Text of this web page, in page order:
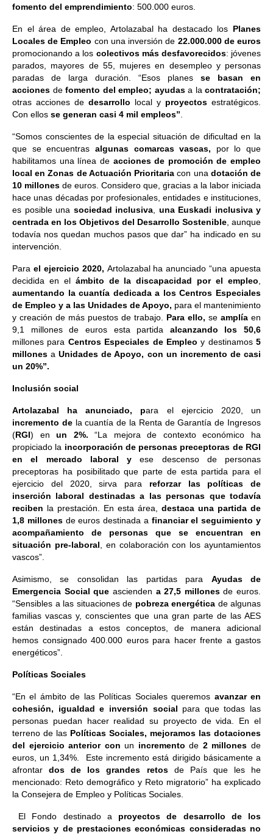
fomento del emprendimiento: 500.000 euros.
En el área de empleo, Artolazabal ha destacado los Planes
Locales de Empleo con una inversión de 22.000.000 de euros
promocionando a los colectivos más desfavorecidos: jóvenes
parados, mayores de 55, mujeres en desempleo y personas
paradas de larga duración. “Esos planes se basan en
acciones de fomento del empleo; ayudasa la contratación;
otras acciones de desarrollo local y proyectos estratégicos.
Con ellos se generan casi 4 mil empleos”
“Somos conscientes de la especial situación de dificultad en la
que se encuentras algunas comarcas vascas, por lo que
habilitamos una línea de acciones de promoción de empleo
local en Zonas de Actuación Prioritaria con una dotación de
10 millones de euros. Considero que, gracias a la labor iniciada
hace unas décadas por profesionales, entidades e instituciones,
es posible una sociedad inclusiva
una Euskadi inclusiva y
centrada en los Objetivos del Desarrollo Sostenible , aunque
todavía nos quedan muchos pasos que dar” ha indicado en su
intervención.
Para el ejercicio 2020, Artolazabal ha anunciado “una apuesta
decidida en el ámbito de la discapacidad por el empleo
aumentando la cuantía dedicada a los Centros Especiales
de Empleo y a las Unidades de Apoyo, para el mantenimiento
y creación de más puestos de trabajo. Para ello, se amplía en
9,1 millones de euros esta partida alcanzando los 50,6
millones para Centros Especiales de Empleo y destinamos 5
millonesaUnidades de Apoyo, con un incremento de casi
un 20%”.
Inclusión social
Artolazabal ha anunciado, para el ejercicio 2020, un
incremento dela cuantía de la Renta de Garantía de Ingresos
(RGI) enun 2%. “La mejora de contexto económico ha
propiciado la incorporación de personas preceptoras de RGI
en el mercado laboral yese descenso de personas
preceptoras ha posibilitado que parte de esta partida para el
ejercicio del 2020, sirva para reforzar las políticas de
inserción laboral destinadas a las personas que todavía
reciben la prestación. En esta área, destaca una partida de
1,8 millonesde euros destinada a financiar el seguimiento y
acompañamiento de personas que se encuentran en
situación pre-laboral , en colaboración con los ayuntamientos
vascos”.
Asimismo, se consolidan las partidas para Ayudas de
Emergencia Social que ascienden a 27,5 millonesde euros.
“Sensibles a las situaciones de pobreza energética de algunas
familias vascas y, conscientes que una gran parte de las AES
están destinadas a estos conceptos, de manera adicional
hemos consignado 400.000 euros para hacer frente a gastos
energéticos”.
Políticas Sociales
“En el ámbito de las Políticas Sociales queremos avanzar en
cohesión, igualdad e inversión social para que todas las
personas puedan hacer realidad su proyecto de vida. En el
terreno de las Políticas Sociales, mejoramos las dotaciones
del ejercicio anterior conun incremento de 2 millones de
euros, un 1,34%. Este incremento está dirigido básicamente a
afrontardos de los grandes retos de País que les he
mencionado: Reto demográfico y Reto migratorio” ha explicado
la Consejera de Empleo y Políticas Sociales.
El Fondo destinado a proyectos de desarrollo de los
servicios y de prestaciones económicas consideradas no